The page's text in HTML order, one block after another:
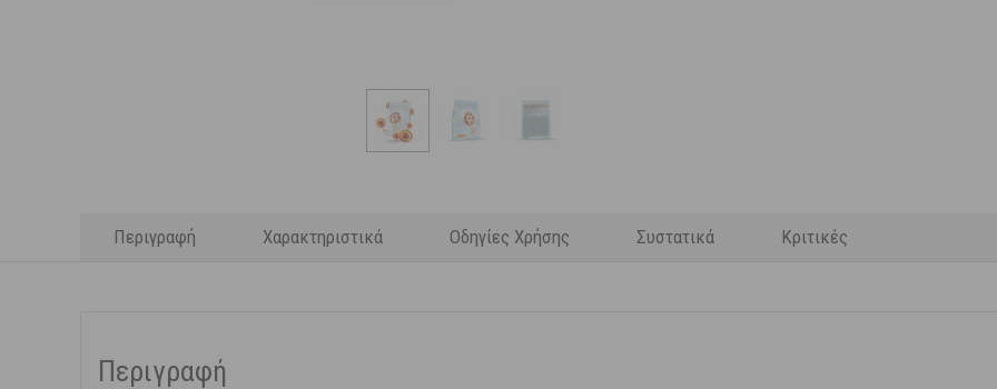
Περιγραφή Χαρακτηριστικά Οδηγίες Χρήσης Συστατικά Κριτικές
Περιγραφή